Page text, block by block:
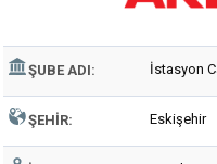
ŞUBE ADI: İstasyon
ŞEHIR: Eskişehir